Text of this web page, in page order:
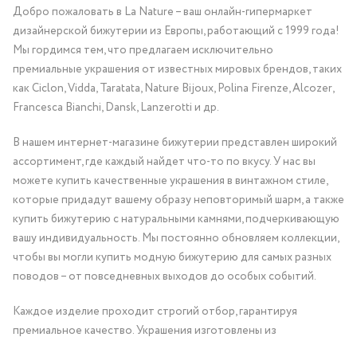
Добро пожаловать в La Nature – ваш онлайн-гипермаркет
дизайнерской бижутерии из Европы, работающий с 1999 года!
Мы гордимся тем, что предлагаем исключительно
премиальные украшения от известных мировых брендов, таких
как Ciclon, Vidda, Taratata, Nature Bijoux, Polina Firenze, Alcozer,
Francesca Bianchi, Dansk, Lanzerotti и др.
В нашем интернет-магазине бижутерии представлен широкий
ассортимент, где каждый найдет что-то по вкусу. У нас вы
можете купить качественные украшения в винтажном стиле,
которые придадут вашему образу неповторимый шарм, а также
купить бижутерию с натуральными камнями, подчеркивающую
вашу индивидуальность. Мы постоянно обновляем коллекции,
чтобы вы могли купить модную бижутерию для самых разных
поводов – от повседневных выходов до особых событий.
Каждое изделие проходит строгий отбор, гарантируя
премиальное качество. Украшения изготовлены из